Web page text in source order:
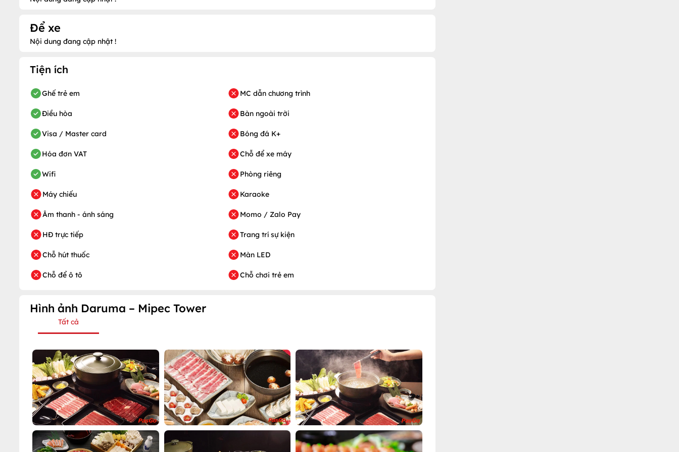
Để xe
Nội dung đang cập nhật !
Tiện ích
Ghế trẻ em
Điều hòa
Visa / Master card
Hóa đơn VAT
Wifi
Máy chiếu
Âm thanh - ánh sáng
HĐ trực tiếp
Chỗ hút thuốc
Chỗ để ô tô
MC dẫn chương trình
Bàn ngoài trời
Bóng đá K+
Chỗ để xe máy
Phòng riêng
Karaoke
Momo / Zalo Pay
Trang trí sự kiện
Màn LED
Chỗ chơi trẻ em
Hình ảnh Daruma – Mipec Tower
Tất cả